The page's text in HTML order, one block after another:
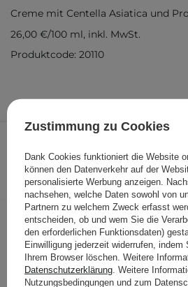
20,80 € /Stk.
IN
Creme mit Centella Asiatica und
26,00 €/100 ml, inkl. MwSt.
Produktcode: 20110
Folgende
anderen
Zustimmung zu Cookies
Dank Cookies funktioniert die Website
können den Datenverkehr auf der
personalisierte Werbung anzeigen.
nachsehen, welche Daten sowohl von
Partnern zu welchem Zweck erfasst
entscheiden, ob und wem Sie die
den erforderlichen Funktionsdaten)
Einwilligung jederzeit widerrufen, indem
Ihrem Browser löschen. Weitere
Datenschutzerklärung . Weitere
Nutzungsbedingungen und zum